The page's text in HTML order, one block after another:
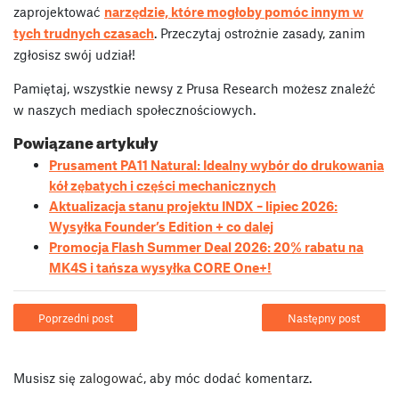
zaprojektować narzędzie, które mogłoby pomóc innym w
tych trudnych czasach. Przeczytaj ostrożnie zasady, zanim
zgłosisz swój udział!
Pamiętaj, wszystkie newsy z Prusa Research możesz znaleźć
w naszych mediach społecznościowych.
Powiązane artykuły
Prusament PA11 Natural: Idealny wybór do drukowania
kół zębatych i części mechanicznych
Aktualizacja stanu projektu INDX – lipiec 2026:
Wysyłka Founder’s Edition + co dalej
Promocja Flash Summer Deal 2026: 20% rabatu na
MK4S i tańsza wysyłka CORE One+!
Poprzedni post Następny post
Musisz się zalogować, aby móc dodać komentarz.